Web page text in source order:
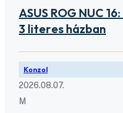
ASUS ROG NUC
3 literes házban
Konzol
2026.08.07.
M